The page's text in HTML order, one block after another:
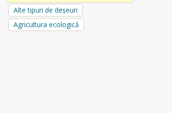
Alte tipuri de deșeuri
Agricultura ecologică